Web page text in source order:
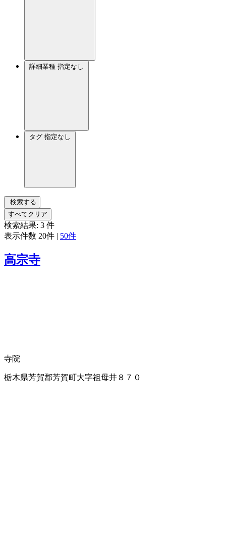
詳細業種 指定なし
タグ 指定なし
検索する
すべてクリア
検索結果: 3 件
表示件数 20件 | 50件
高宗寺
寺院
栃木県芳賀郡芳賀町大字祖母井８７０